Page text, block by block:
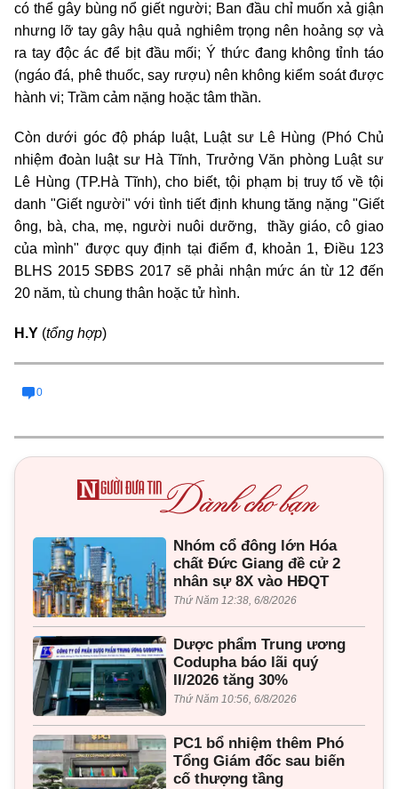
có thể gây bùng nổ giết người; Ban đầu chỉ muốn xả giận
nhưng lỡ tay gây hậu quả nghiêm trọng nên hoảng sợ và
ra tay độc ác để bịt đầu mối; Ý thức đang không tỉnh táo
(ngáo đá, phê thuốc, say rượu) nên không kiểm soát được
hành vi; Trầm cảm nặng hoặc tâm thần.
Còn dưới góc độ pháp luật, Luật sư Lê Hùng (Phó Chủ
nhiệm đoàn luật sư Hà Tĩnh, Trưởng Văn phòng Luật sư
Lê Hùng (TP.Hà Tĩnh), cho biết, tội phạm bị truy tố về tội
danh "Giết người" với tình tiết định khung tăng nặng "Giết
ông, bà, cha, mẹ, người nuôi dưỡng, thầy giáo, cô giao
của mình" được quy định tại điểm đ, khoản 1, Điều 123
BLHS 2015 SĐBS 2017 sẽ phải nhận mức án từ 12 đến
20 năm, tù chung thân hoặc tử hình.
H.Y (tổng hợp)
0
Nhóm cổ đông lớn Hóa
chất Đức Giang đề cử 2
nhân sự 8X vào HĐQT
Thứ Năm 12:38, 6/8/2026
Dược phẩm Trung ương
Codupha báo lãi quý
II/2026 tăng 30%
Thứ Năm 10:56, 6/8/2026
PC1 bổ nhiệm thêm Phó
Tổng Giám đốc sau biến
cố thượng tầng